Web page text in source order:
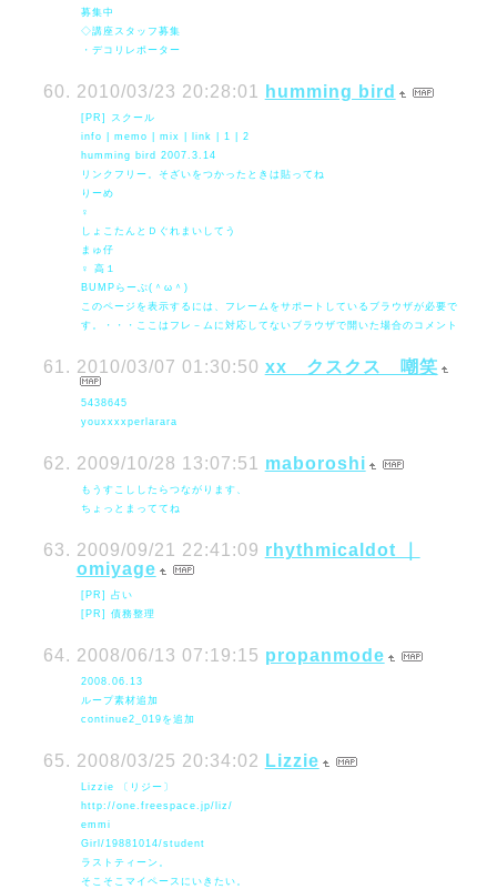
募集中
◇講座スタッフ募集
・デコリレポーター
2010/03/23 20:28:01 humming bird
[PR] スクール
info | memo | mix | link | 1 | 2
humming bird 2007.3.14
リンクフリー。そざいをつかったときは貼ってね
りーめ
♀
しょこたんとＤぐれまいしてう
まゅ仔
♀ 高１
BUMPらーぶ(＾ω＾)
このページを表示するには、フレームをサポートしているブラウザが必要で
す。・・・ここはフレ－ムに対応してないブラウザで開いた場合のコメント
2010/03/07 01:30:50 xx クスクス 嘲笑
5438645
youxxxxperlarara
2009/10/28 13:07:51 maboroshi
もうすこししたらつながります、
ちょっとまっててね
2009/09/21 22:41:09 rhythmicaldot ｜
omiyage
[PR] 占い
[PR] 債務整理
2008/06/13 07:19:15 propanmode
2008.06.13
ループ素材追加
continue2_019を追加
2008/03/25 20:34:02 Lizzie
Lizzie 〔リジー〕
http://one.freespace.jp/liz/
emmi
Girl/19881014/student
ラストティーン。
そこそこマイペースにいきたい。